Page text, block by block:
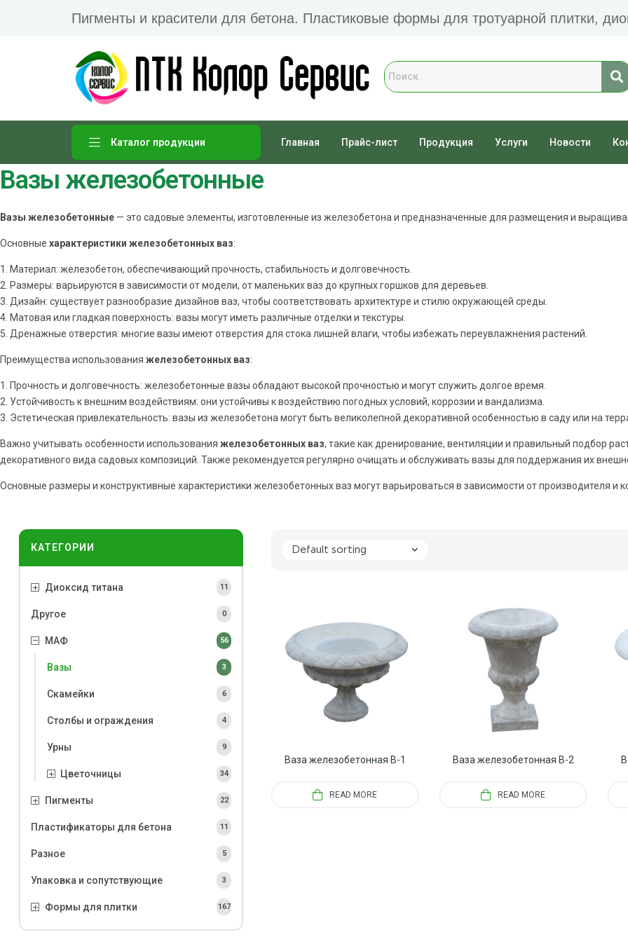
Пигменты и красители для бетона. Пластиковые формы для тротуарной плитки,
Каталог продукции Главная Прайс-лист Продукция Услуги Новости
Вазы железобетонные
Вазы железобетонные — это садовые элементы, изготовленные из железобетона и предназначенные для размещения и
Основные характеристики железобетонных ваз:
1. Материал: железобетон, обеспечивающий прочность, стабильность и долговечность.
2. Размеры: варьируются в зависимости от модели, от маленьких ваз до крупных горшков для деревьев.
3. Дизайн: существует разнообразие дизайнов ваз, чтобы соответствовать архитектуре и стилю окружающей среды.
4. Матовая или гладкая поверхность: вазы могут иметь различные отделки и текстуры.
5. Дренажные отверстия: многие вазы имеют отверстия для стока лишней влаги, чтобы избежать переувлажнения растений.
Преимущества использования железобетонных ваз:
1. Прочность и долговечность: железобетонные вазы обладают высокой прочностью и могут служить долгое время.
2. Устойчивость к внешним воздействиям: они устойчивы к воздействию погодных условий, коррозии и вандализма.
3. Эстетическая привлекательность: вазы из железобетона могут быть великолепной декоративной особенностью в саду или на
Важно учитывать особенности использования железобетонных ваз, такие как дренирование, вентиляции и правильный подбор
декоративного вида садовых композиций. Также рекомендуется регулярно очищать и обслуживать вазы для поддержания их
Основные размеры и конструктивные характеристики железобетонных ваз могут варьироваться в зависимости от производителя и
Ваза железобетонная В-1
READ MORE
Ваза железобетонная В-2
READ MORE
КАТЕГОРИИ
Диоксид титана 11
Другое 0
МАФ 56
Вазы 3
Скамейки 6
Столбы и ограждения 4
Урны 9
Цветочницы 34
Пигменты 22
Пластификаторы для бетона 11
Разное 5
Упаковка и сопутствующие 3
Формы для плитки 167